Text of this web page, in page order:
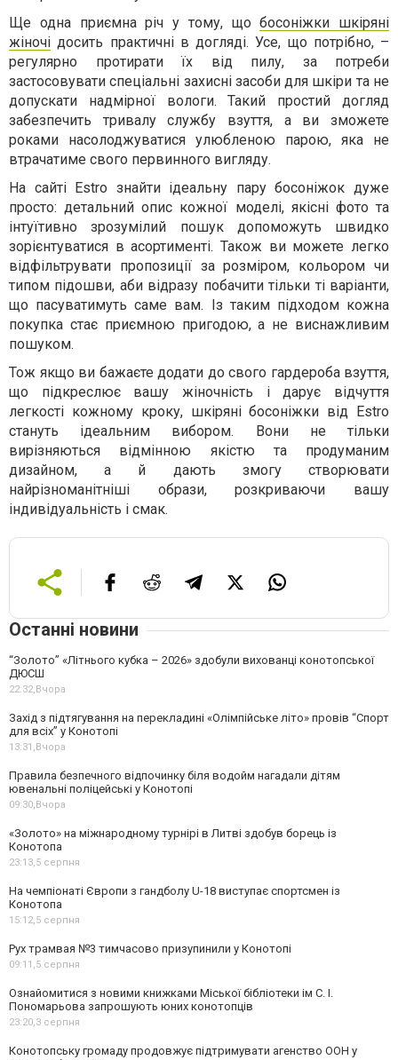
Ще одна приємна річ у тому, щобосоніжки шкіряні
жіночі досить практичні в догляді. Усе, що потрібно, –
регулярно протирати їх від пилу, за потреби
застосовувати спеціальні захисні засоби для шкіри та не
допускати надмірної вологи. Такий простий догляд
забезпечить тривалу службу взуття, а ви зможете
роками насолоджуватися улюбленою парою, яка не
втрачатиме свого первинного вигляду.
На сайті Estro знайти ідеальну пару босоніжок дуже
просто: детальний опис кожної моделі, якісні фото та
інтуїтивно зрозумілий пошук допоможуть швидко
зорієнтуватися в асортименті. Також ви можете легко
відфільтрувати пропозиції за розміром, кольором чи
типом підошви, аби відразу побачити тільки ті варіанти,
що пасуватимуть саме вам. Із таким підходом кожна
покупка стає приємною пригодою, а не виснажливим
пошуком.
Тож якщо ви бажаєте додати до свого гардероба взуття,
що підкреслює вашу жіночність і дарує відчуття
легкості кожному кроку, шкіряні босоніжки від Estro
стануть ідеальним вибором. Вони не тільки
вирізняються відмінною якістю та продуманим
дизайном, а й дають змогу створювати
найрізноманітніші образи, розкриваючи вашу
індивідуальність і смак.
Останні новини
“Золото” «Літнього кубка – 2026» здобули вихованці конотопської
ДЮСШ
22:32,Вчора
Захід з підтягування на перекладині «Олімпійське літо» провів “Спорт
для всіх” у Конотопі
13:31,Вчора
Правила безпечного відпочинку біля водойм нагадали дітям
ювенальні поліцейські у Конотопі
09:30,Вчора
«Золото» на міжнародному турнірі в Литві здобув борець із
Конотопа
23:13,5 серпня
На чемпіонаті Європи з гандболу U-18 виступає спортсмен із
Конотопа
15:12,5 серпня
Рух трамвая №3 тимчасово призупинили у Конотопі
09:11,5 серпня
Ознайомитися з новими книжками Міської бібліотеки ім С. І.
Пономарьова запрошують юних конотопців
23:20,3 серпня
Конотопську громаду продовжує підтримувати агенство ООН у